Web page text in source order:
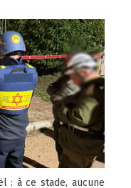
: à ce stade, aucune